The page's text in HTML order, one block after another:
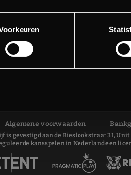
Algemene voorwaarden
gevestigd aan de Bieslookstraat 31,
kansspelen in Nederland een